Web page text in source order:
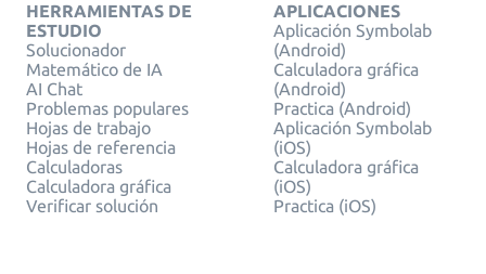
HERRAMIENTAS DE
ESTUDIO
Solucionador
Matemático de IA
AI Chat
Problemas populares
Hojas de trabajo
Hojas de referencia
Calculadoras
Calculadora gráfica
Verificar solución
APLICACIONES
Aplicación Symbolab
(Android)
Calculadora gráfica
(Android)
Practica (Android)
Aplicación Symbolab
(iOS)
Calculadora gráfica
(iOS)
Practica (iOS)